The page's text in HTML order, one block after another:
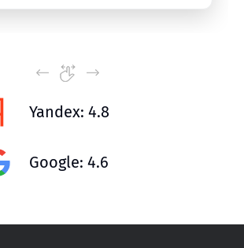
Yandex: 4.8
Google: 4.6